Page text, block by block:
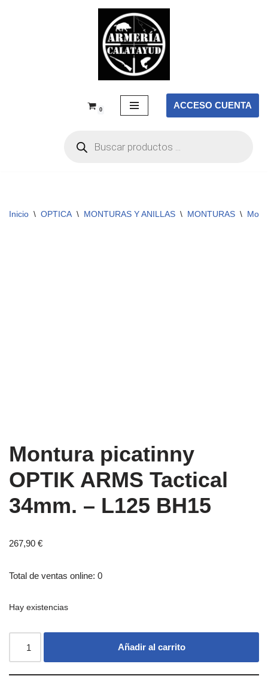
0 ACCESO CUENTA
Inicio \ OPTICA \ MONTURAS Y ANILLAS \ MONTURAS \
Montura picatinny
OPTIK ARMS Tactical
34mm. – L125 BH15
267,90 €
Total de ventas online: 0
Hay existencias
Añadir al carrito